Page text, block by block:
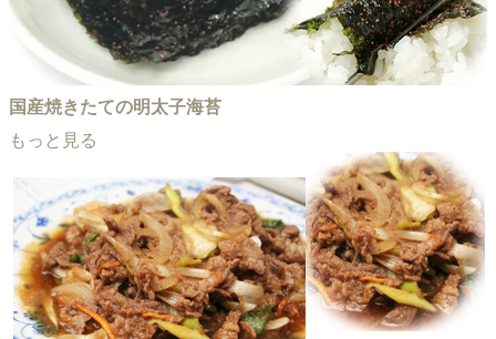
国産焼きたての明太子海苔
もっと見る